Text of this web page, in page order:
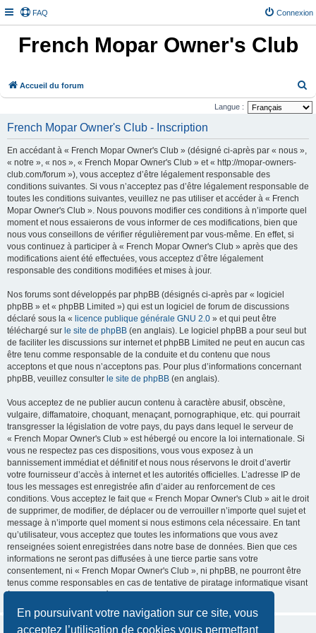
En poursuivant votre navigation sur ce site, vous
acceptez l’utilisation de cookies vous permettant
FAQ Connexion
French Mopar Owner's Club
Accueil du forum
e
Langue :
French Mopar Owner's Club - Inscription
En accédant à « French Mopar Owner's Club » (désigné ci-après par « nous »,
« notre », « nos », « French Mopar Owner's Club » et « http://mopar-owners-
club.com/forum »), vous acceptez d’être légalement responsable des
conditions suivantes. Si vous n’acceptez pas d’être légalement responsable de
toutes les conditions suivantes, veuillez ne pas utiliser et accéder à « French
Mopar Owner's Club ». Nous pouvons modifier ces conditions à n’importe quel
moment et nous essaierons de vous informer de ces modifications, bien que
nous vous conseillons de vérifier régulièrement par vous-même. En effet, si
vous continuez à participer à « French Mopar Owner's Club » après que des
modifications aient été effectuées, vous acceptez d’être légalement
responsable des conditions modifiées et mises à jour.
Nos forums sont développés par phpBB (désignés ci-après par « logiciel
phpBB » et « phpBB Limited ») qui est un logiciel de forum de discussions
déclaré sous la « licence publique générale GNU 2.0 » et qui peut être
téléchargé sur le site de phpBB (en anglais). Le logiciel phpBB a pour seul but
de faciliter les discussions sur internet et phpBB Limited ne peut en aucun cas
être tenu comme responsable de la conduite et du contenu que nous
acceptons et que nous n’acceptons pas. Pour plus d’informations concernant
phpBB, veuillez consulter le site de phpBB (en anglais).
Vous acceptez de ne publier aucun contenu à caractère abusif, obscène,
vulgaire, diffamatoire, choquant, menaçant, pornographique, etc. qui pourrait
transgresser la législation de votre pays, du pays dans lequel le serveur de
« French Mopar Owner's Club » est hébergé ou encore la loi internationale. Si
vous ne respectez pas ces dispositions, vous vous exposez à un
bannissement immédiat et définitif et nous nous réservons le droit d’avertir
votre fournisseur d’accès à internet et les autorités officielles. L’adresse IP de
tous les messages est enregistrée afin d’aider au renforcement de ces
conditions. Vous acceptez le fait que « French Mopar Owner's Club » ait le droit
de supprimer, de modifier, de déplacer ou de verrouiller n’importe quel sujet et
message à n’importe quel moment si nous estimons cela nécessaire. En tant
qu’utilisateur, vous acceptez que toutes les informations que vous avez
renseignées soient enregistrées dans notre base de données. Bien que ces
informations ne seront pas diffusées à une tierce partie sans votre
consentement, ni « French Mopar Owner's Club », ni phpBB, ne pourront être
tenus comme responsables en cas de tentative de piratage informatique visant